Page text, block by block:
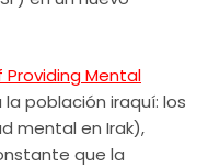
Providing Mental
población iraquí: los
mental en Irak),
que la